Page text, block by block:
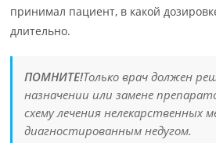
принимал пациент, в какой
длительно.
ПОМНИТЕ!Только врач должен
назначении или замене
схему лечения нелекарственных
диагностированным недугом.